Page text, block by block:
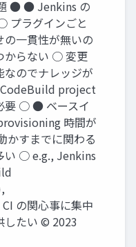
● ● Jenkins の
プラグインごと
の一貫性が無いの
からない ○ 変更
なのでナレッジが
CodeBuild project
要 ○ ● ベースイ
時間が
かすまでに関わる
い ○ e.g., Jenkins
の関心事に集中
したい © 2023